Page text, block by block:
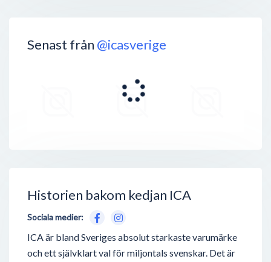
Senast från @icasverige
Historien bakom kedjan ICA
Sociala medier:
ICA är bland Sveriges absolut starkaste varumärke
och ett självklart val för miljontals svenskar. Det är